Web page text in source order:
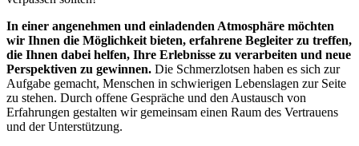
In einer angenehmen und einladenden Atmosphäre möchten
wir Ihnen die Möglichkeit bieten, erfahrene Begleiter zu treffen,
die Ihnen dabei helfen, Ihre Erlebnisse zu verarbeiten und neue
Perspektiven zu gewinnen. Die Schmerzlotsen haben es sich zur
Aufgabe gemacht, Menschen in schwierigen Lebenslagen zur Seite
zu stehen. Durch offene Gespräche und den Austausch von
Erfahrungen gestalten wir gemeinsam einen Raum des Vertrauens
und der Unterstützung.